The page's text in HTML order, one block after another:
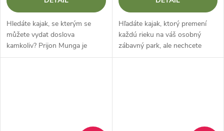
Hledáte kajak, se kterým se
můžete vydat doslova
kamkoliv? Prijon Munga je
prvním crossover kajakem
Hľadáte kajak, ktorý premení
každú rieku na váš osobný
zábavný park, ale nechcete
robiť kompromisy, pokiaľ ide o